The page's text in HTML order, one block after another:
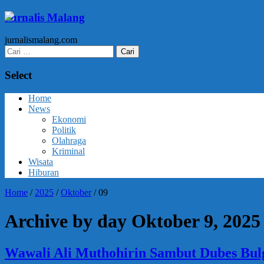
Jurnalis Malang
jurnalismalang.com
Cari
untuk:
Select
Home
News
Ekonomi
Politik
Olahraga
Kriminal
Wisata
Hiburan
Home / 2025 /Oktober /09
Archive by day Oktober 9, 2025
Wawali Ali Muthohirin Sambut Dubes